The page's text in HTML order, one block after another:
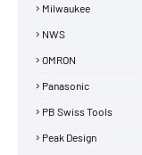
Milwaukee
NWS
OMRON
Panasonic
PB Swiss Tools
Peak Design